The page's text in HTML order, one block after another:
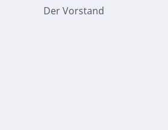
Der Vorstand